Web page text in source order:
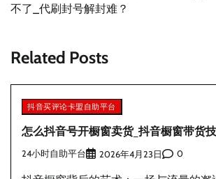
导
不了_代刷封号解封难？
Related Posts
抖音买评论卡盟自助平台
怎么抖音号开橱窗卖货_抖音橱窗带货
24小时自助平台 2026年4月23日 0